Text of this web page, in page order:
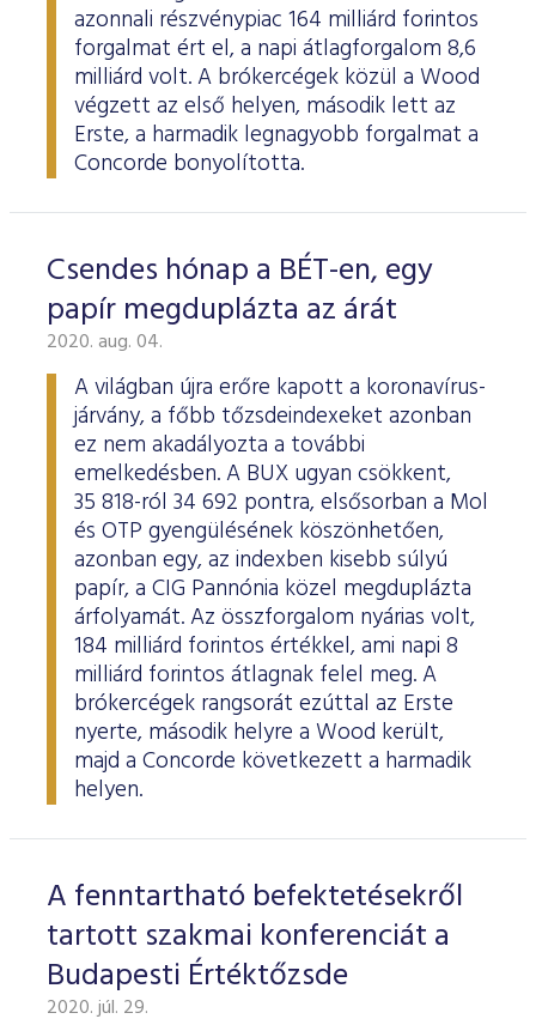
azonnali részvénypiac 164 milliárd forintos
forgalmat ért el, a napi átlagforgalom 8,6
milliárd volt. A brókercégek közül a Wood
végzett az első helyen, második lett az
Erste, a harmadik legnagyobb forgalmat a
Concorde bonyolította.
Csendes hónap a BÉT-en, egy
papír megduplázta az árát
2020. aug. 04.
A világban újra erőre kapott a koronavírus-
járvány, a főbb tőzsdeindexeket azonban
ez nem akadályozta a további
emelkedésben. A BUX ugyan csökkent,
35 818-ról 34 692 pontra, elsősorban a Mol
és OTP gyengülésének köszönhetően,
azonban egy, az indexben kisebb súlyú
papír, a CIG Pannónia közel megduplázta
árfolyamát. Az összforgalom nyárias volt,
184 milliárd forintos értékkel, ami napi 8
milliárd forintos átlagnak felel meg. A
brókercégek rangsorát ezúttal az Erste
nyerte, második helyre a Wood került,
majd a Concorde következett a harmadik
helyen.
A fenntartható befektetésekről
tartott szakmai konferenciát a
Budapesti Értéktőzsde
2020. júl. 29.